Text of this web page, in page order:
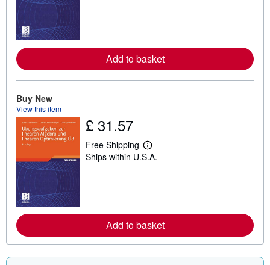
r
a
b
o
n
Add to basket
Buy New
View this item
£ 31.57
Free Shipping
L
e
r
a
b
u
Ships within U.S.A.
Add to basket